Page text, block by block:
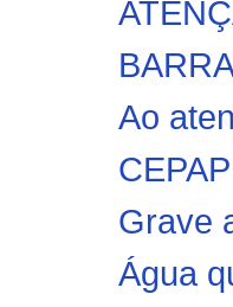
Ao
Grave
Água